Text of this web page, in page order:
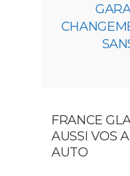
FRANCE
AUSSI VOS
AUTO